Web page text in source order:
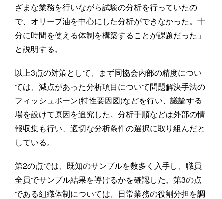
ざまな業務を行いながら試験の分析を行っていたの
で、オリーブ油を中心にした分析ができなかった。十
分に時間を使える体制を構築することが課題だった」
と説明する。
以上3点の対策として、まず同協会内部の精度につい
ては、減点があった分析項目について問題解決手法の
フィッシュボーン(特性要因図)などを行い、議論する
場を設けて原因を追究した。分析手順などは外部の情
報収集も行い、適切な分析条件の選択に取り組んだと
している。
第2の点では、既知のサンプルを数多く入手し、職員
全員でサンプル結果を導けるかを確認した。第3の点
である組織体制については、日常業務の役割分担を調